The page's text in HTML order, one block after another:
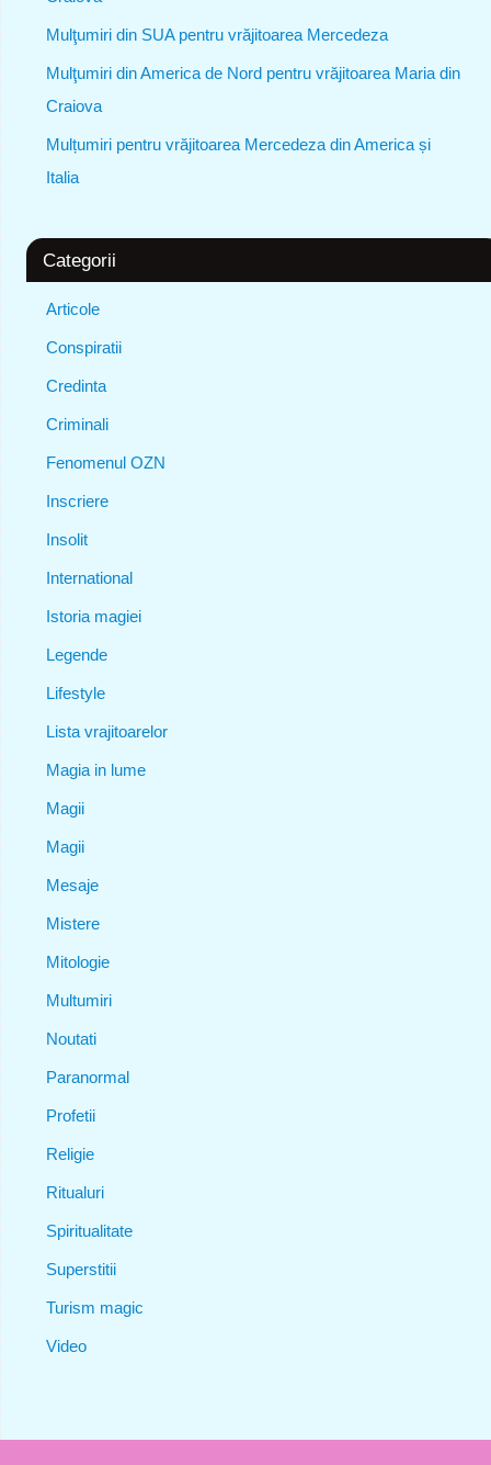
Mulţumiri din SUA pentru vrăjitoarea Mercedeza
Mulţumiri din America de Nord pentru vrăjitoarea Maria din
Craiova
Mulțumiri pentru vrăjitoarea Mercedeza din America și
Italia
Categorii
Articole
Conspiratii
Credinta
Criminali
Fenomenul OZN
Inscriere
Insolit
International
Istoria magiei
Legende
Lifestyle
Lista vrajitoarelor
Magia in lume
Magii
Magii
Mesaje
Mistere
Mitologie
Multumiri
Noutati
Paranormal
Profetii
Religie
Ritualuri
Spiritualitate
Superstitii
Turism magic
Video